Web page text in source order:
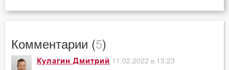
Комментарии (5)
Кулагин Дмитрий 11.02.2022 в 13:23